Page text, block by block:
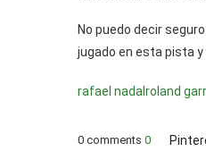
No puedo decir
jugado en esta pista y
rafael nadal roland
0 comments 0